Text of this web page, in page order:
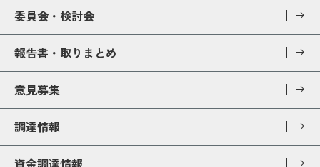
委員会・検討会
報告書・取りまとめ
意見募集
調達情報
資金調達情報